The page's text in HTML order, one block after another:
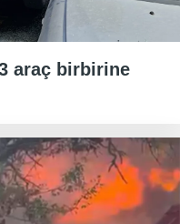
araç birbirine